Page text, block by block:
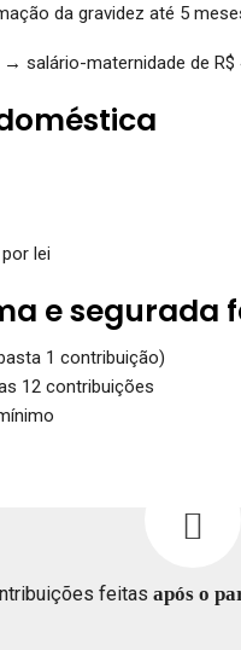
da gravidez até 5
→ salário-maternidade de R$
lei
e segurada
1 contribuição)
12 contribuições
feitas após o